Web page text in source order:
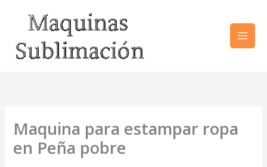
contenido
Maquina para estampar ropa
en Peña pobre